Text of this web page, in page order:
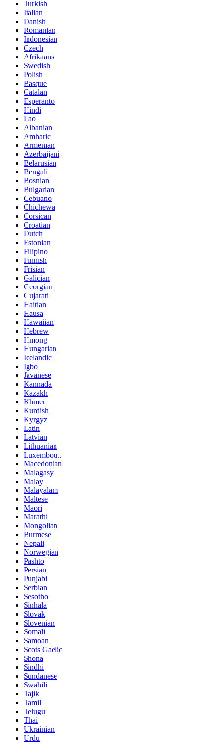
Turkish
Italian
Danish
Romanian
Indonesian
Czech
Afrikaans
Swedish
Polish
Basque
Catalan
Esperanto
Hindi
Lao
Albanian
Amharic
Armenian
Azerbaijani
Belarusian
Bengali
Bosnian
Bulgarian
Cebuano
Chichewa
Corsican
Croatian
Dutch
Estonian
Filipino
Finnish
Frisian
Galician
Georgian
Gujarati
Haitian
Hausa
Hawaiian
Hebrew
Hmong
Hungarian
Icelandic
Igbo
Javanese
Kannada
Kazakh
Khmer
Kurdish
Kyrgyz
Latin
Latvian
Lithuanian
Luxembou..
Macedonian
Malagasy
Malay
Malayalam
Maltese
Maori
Marathi
Mongolian
Burmese
Nepali
Norwegian
Pashto
Persian
Punjabi
Serbian
Sesotho
Sinhala
Slovak
Slovenian
Somali
Samoan
Scots Gaelic
Shona
Sindhi
Sundanese
Swahili
Tajik
Tamil
Telugu
Thai
Ukrainian
Urdu